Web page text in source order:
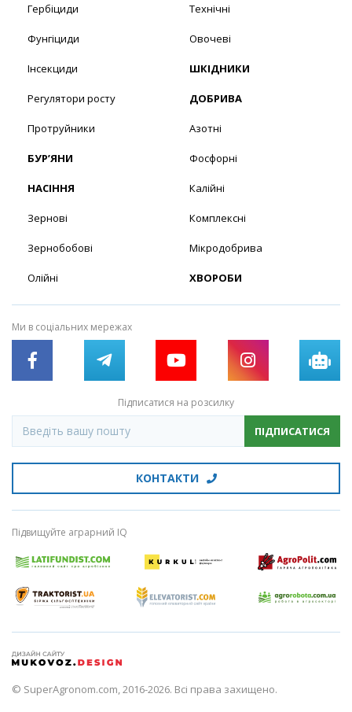
Гербіциди
Фунгіциди
Інсекциди
Регулятори росту
Протруйники
БУР’ЯНИ
НАСІННЯ
Зернові
Зернобобові
Олійні
Технічні
Овочеві
ШКІДНИКИ
ДОБРИВА
Азотні
Фосфорні
Калійні
Комплексні
Мікродобрива
ХВОРОБИ
Ми в соціальних мережах
Підписатися на розсилку
ПІДПИСАТИСЯ
КОНТАКТИ
Підвищуйте аграрний IQ
© SuperAgronom.com, 2016-2026. Всі права захищено.